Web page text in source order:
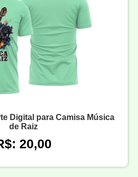
Digital para Camisa Música
de Raiz
20,00